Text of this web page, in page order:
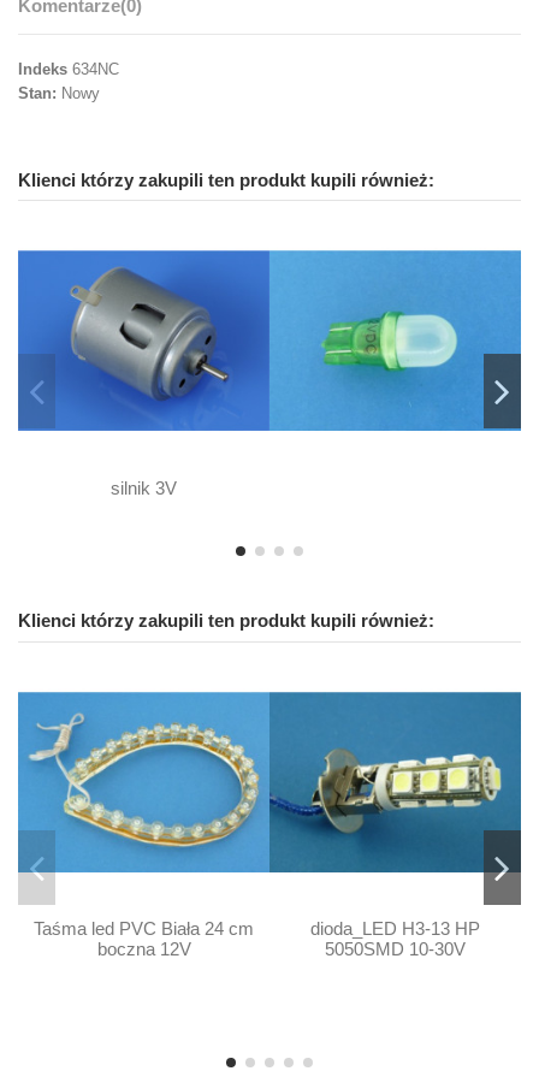
Komentarze(0)
Indeks 634NC
Stan: Nowy
Klienci którzy zakupili ten produkt kupili również:
silnik 3V
Klienci którzy zakupili ten produkt kupili również:
Taśma led PVC Biała 24 cm
boczna 12V
dioda_LED H3-13 HP
5050SMD 10-30V